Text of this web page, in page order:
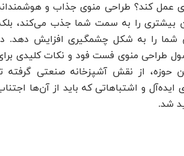
عمل کند؟ طراحی منوی جذاب و
بیشتری را به سمت شما جذب می‌کند،
شما را به شکل چشمگیری افزایش دهد.
طراحی منوی فست فود و نکات کلیدی
حوزه، از نقش آشپزخانه صنعتی گرفته
ایده‌آل و اشتباهاتی که باید از آن‌ها
شد.